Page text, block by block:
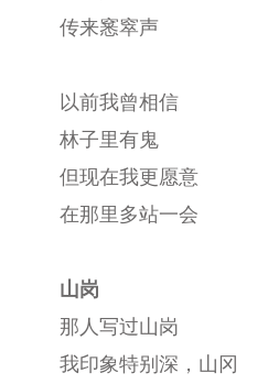
传来窸窣声
以前我曾相信
林子里有鬼
但现在我更愿意
在那里多站一会
山岗
那人写过山岗
我印象特别深，山冈